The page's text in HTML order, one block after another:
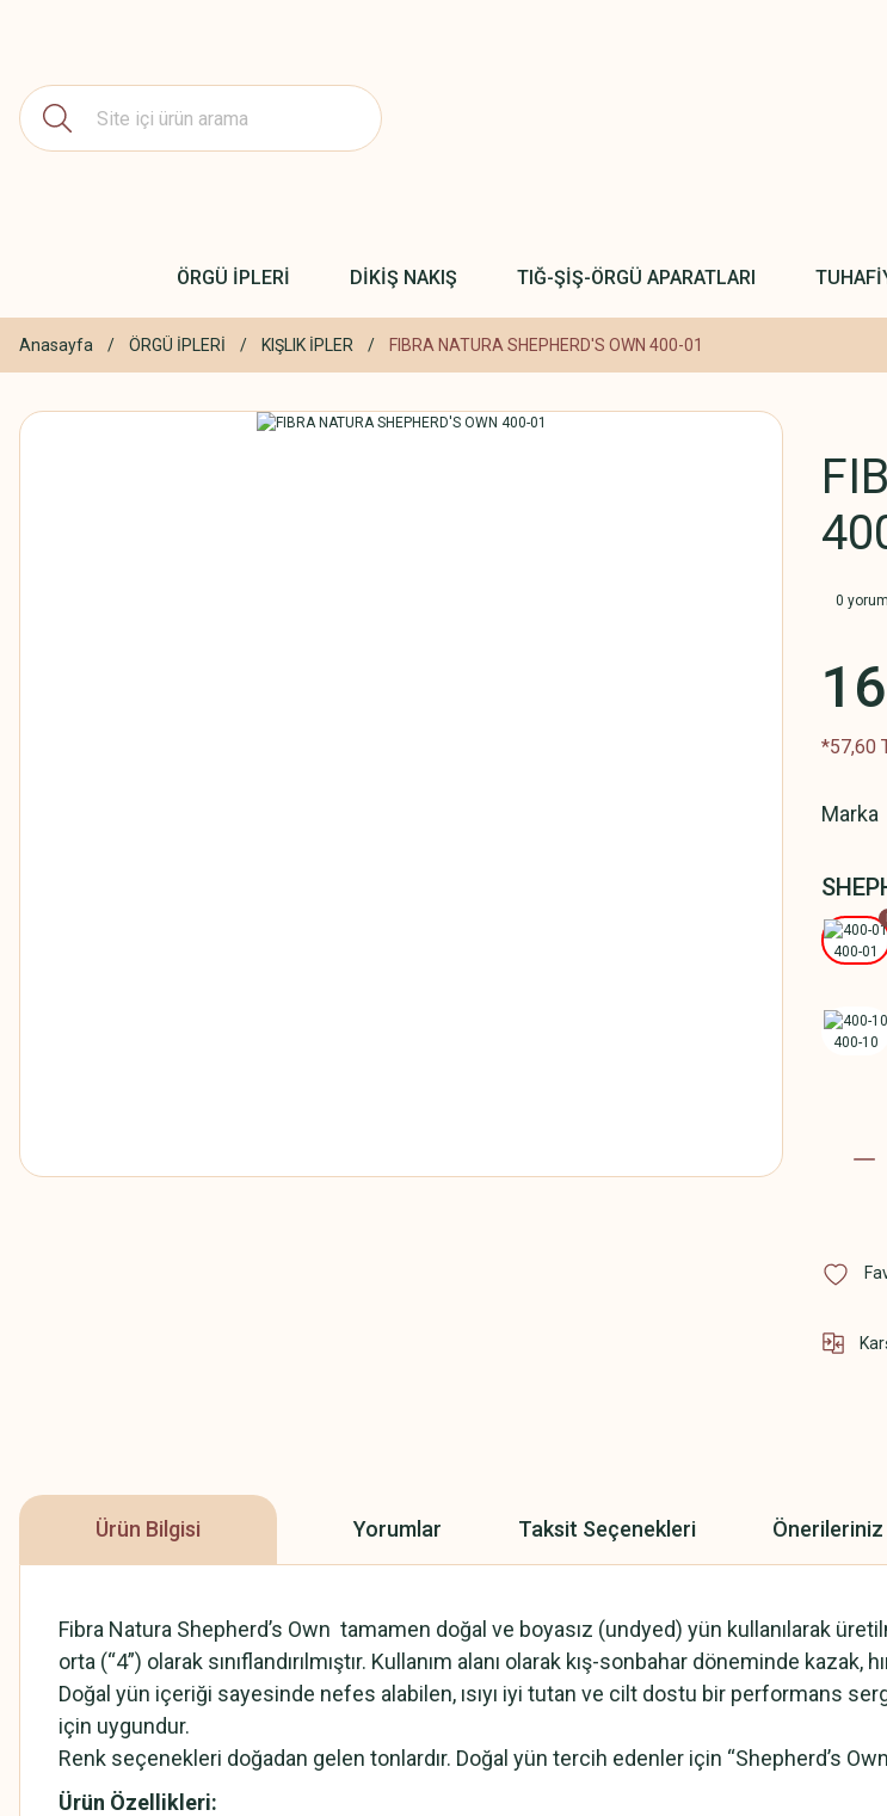
ÖRGÜ İPLERİ DİKİŞ NAKIŞ TIĞ-ŞİŞ-ÖRGÜ APARATLARI
Anasayfa ÖRGÜ İPLERİ KIŞLIK İPLER FIBRA NATURA SHEPHERD'S OWN 400-01
0 yorum
*57,60
Marka
Ürün Bilgisi Yorumlar Taksit Seçenekleri Önerileriniz
Fibra Natura Shepherd’s Own tamamen doğal ve boyasız (undyed) yün kullanılarak
orta (“4”) olarak sınıflandırılmıştır. Kullanım alanı olarak kış-sonbahar döneminde
Doğal yün içeriği sayesinde nefes alabilen, ısıyı iyi tutan ve cilt dostu bir performans
için uygundur.
Renk seçenekleri doğadan gelen tonlardır. Doğal yün tercih edenler için “Shepherd’s
Ürün Özellikleri: